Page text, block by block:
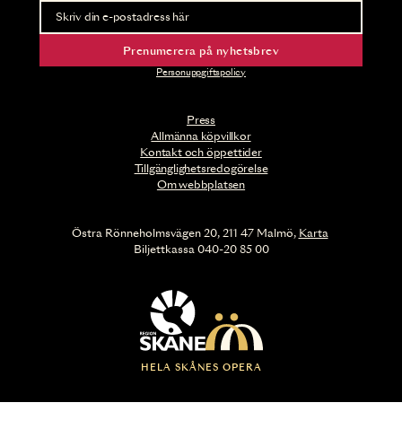
Press
Allmänna köpvillkor
Kontakt och öppettider
Tillgänglighetsredogörelse
Om webbplatsen
Nyhetsbrev
Ta del av förhandsinformation och biljettsläpp.
Prenumerera på nyhetsbrev
Personuppgiftspolicy
HELA SKÅNES OPERA
Östra Rönneholmsvägen 20, 211 47 Malmö, Karta
Biljettkassa 040-20 85 00